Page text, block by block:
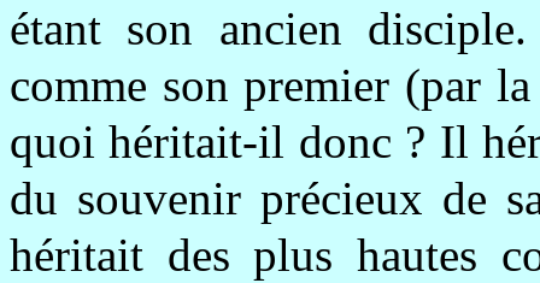
étant son ancien
comme son premier (par
quoi héritait-il donc ? Il
du souvenir précieux de
héritait des plus hautes